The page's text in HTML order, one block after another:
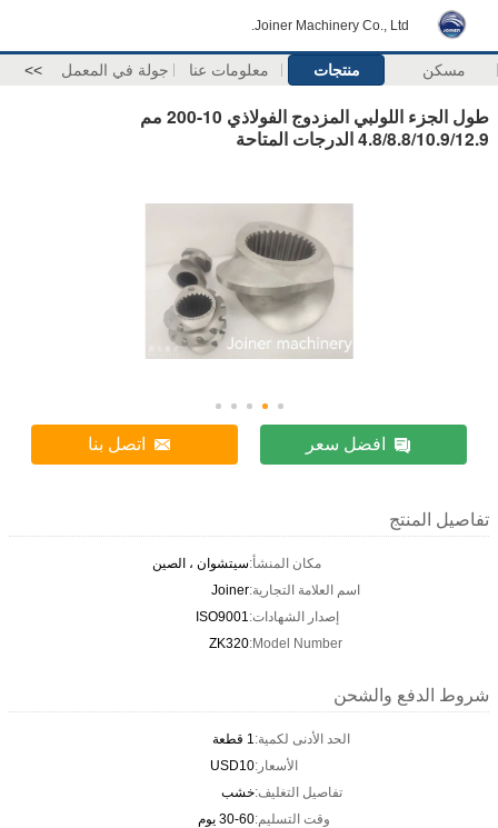
Joiner Machinery Co., Ltd.
مسكن منتجات معلومات عنا جولة في المعمل >>
طول الجزء اللولبي المزدوج الفولاذي 10-200 مم
4.8/8.8/10.9/12.9 الدرجات المتاحة
افضل سعر اتصل بنا
تفاصيل المنتج
مكان المنشأ:سيتشوان ، الصين
اسم العلامة التجارية:Joiner
إصدار الشهادات:ISO9001
Model Number:
ZK320
شروط الدفع والشحن
الحد الأدنى لكمية:1 قطعة
الأسعار:USD10
تفاصيل التغليف:خشب
وقت التسليم:30-60 يوم